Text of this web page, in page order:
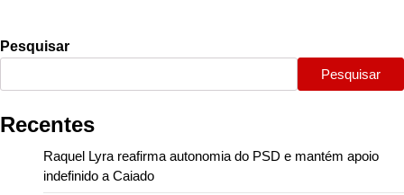
Pesquisar
Pesquisar
Recentes
Raquel Lyra reafirma autonomia do PSD e mantém apoio
indefinido a Caiado